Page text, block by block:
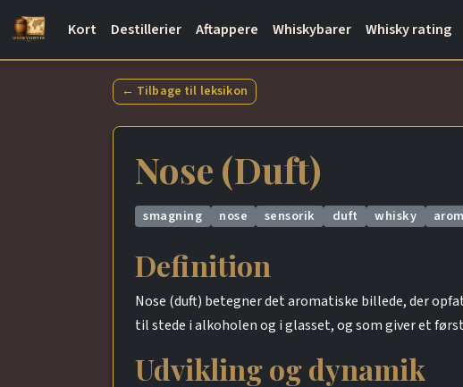
Kort Destillerier Aftappere Whiskybarer Whisky rating
← Tilbage til leksikon
Nose (Duft)
smagning nose sensorik duft whisky
Definition
Nose (duft) betegner det aromatiske billede, der
til stede i alkoholen og i glasset, og som giver et
Udvikling og dynamik